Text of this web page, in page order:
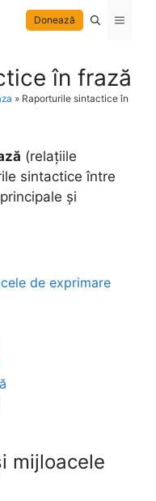
Donează Menu
în frază
» Raporturile sintactice în
(relațiile
sintactice între
și
de exprimare
mijloacele